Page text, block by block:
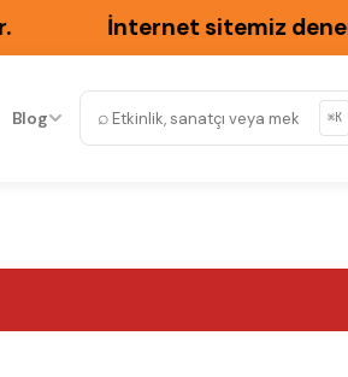
İnternet sitemiz
Blog ⌕ ⌘K